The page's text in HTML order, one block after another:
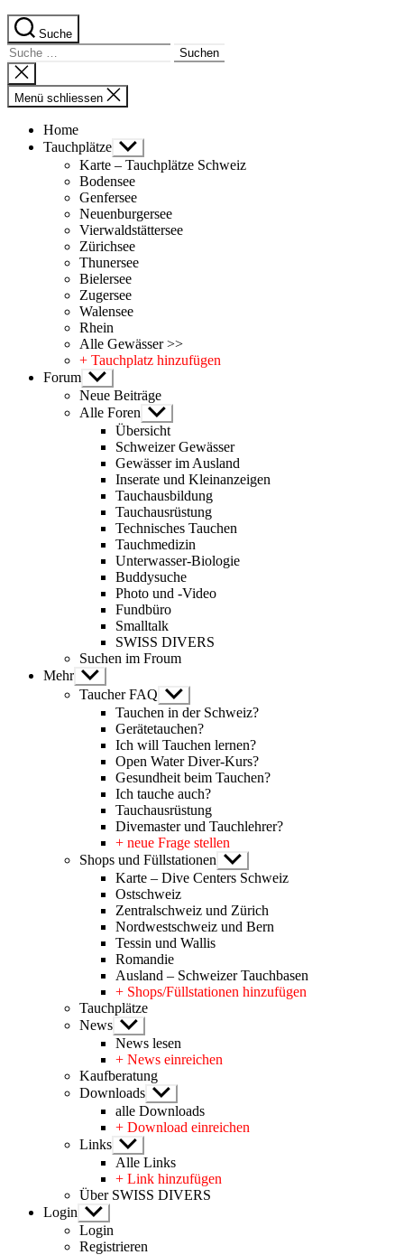
Suche
Suche
nach:
Suche
schliessen
Menü schliessen
Home
Tauchplätze Untermenü
anzeigen
Karte – Tauchplätze Schweiz
Bodensee
Genfersee
Neuenburgersee
Vierwaldstättersee
Zürichsee
Thunersee
Bielersee
Zugersee
Walensee
Rhein
Alle Gewässer >>
+ Tauchplatz hinzufügen
Forum Untermenü
anzeigen
Neue Beiträge
Alle Foren Untermenü
anzeigen
Übersicht
Schweizer Gewässer
Gewässer im Ausland
Inserate und Kleinanzeigen
Tauchausbildung
Tauchausrüstung
Technisches Tauchen
Tauchmedizin
Unterwasser-Biologie
Buddysuche
Photo und -Video
Fundbüro
Smalltalk
SWISS DIVERS
Suchen im Froum
Mehr Untermenü
anzeigen
Taucher FAQ Untermenü
anzeigen
Tauchen in der Schweiz?
Gerätetauchen?
Ich will Tauchen lernen?
Open Water Diver-Kurs?
Gesundheit beim Tauchen?
Ich tauche auch?
Tauchausrüstung
Divemaster und Tauchlehrer?
+ neue Frage stellen
Shops und Füllstationen Untermenü
anzeigen
Karte – Dive Centers Schweiz
Ostschweiz
Zentralschweiz und Zürich
Nordwestschweiz und Bern
Tessin und Wallis
Romandie
Ausland – Schweizer Tauchbasen
+ Shops/Füllstationen hinzufügen
Tauchplätze
News Untermenü
anzeigen
News lesen
+ News einreichen
Kaufberatung
Downloads Untermenü
anzeigen
alle Downloads
+ Download einreichen
Links Untermenü
anzeigen
Alle Links
+ Link hinzufügen
Über SWISS DIVERS
Login Untermenü
anzeigen
Login
Registrieren